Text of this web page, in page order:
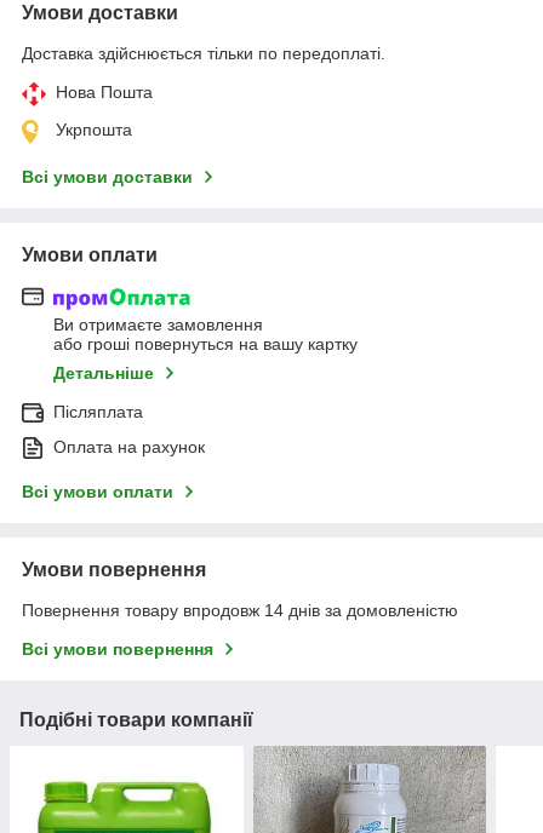
Умови доставки
Доставка здійснюється тільки по передоплаті.
Нова Пошта
Укрпошта
Всі умови доставки
Умови оплати
Ви отримаєте замовлення
або гроші повернуться на вашу картку
Детальніше
Післяплата
Оплата на рахунок
Всі умови оплати
Умови повернення
Повернення товару впродовж 14 днів за домовленістю
Всі умови повернення
Подібні товари компанії